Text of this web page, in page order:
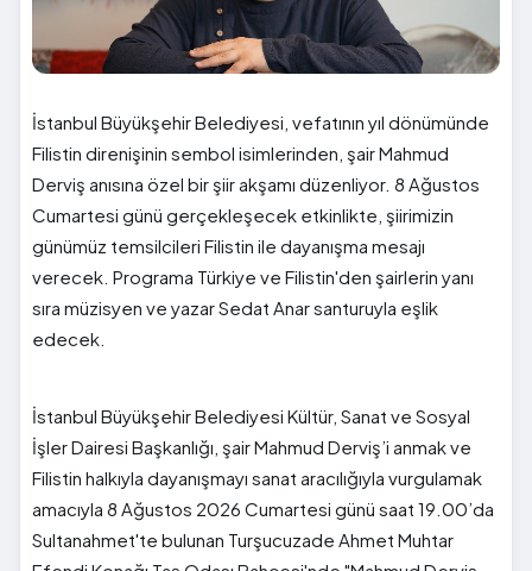
İstanbul Büyükşehir Belediyesi, vefatının yıl dönümünde
Filistin direnişinin sembol isimlerinden, şair Mahmud
Derviş anısına özel bir şiir akşamı düzenliyor. 8 Ağustos
Cumartesi günü gerçekleşecek etkinlikte, şiirimizin
günümüz temsilcileri Filistin ile dayanışma mesajı
verecek. Programa Türkiye ve Filistin'den şairlerin yanı
sıra müzisyen ve yazar Sedat Anar santuruyla eşlik
edecek.
İstanbul Büyükşehir Belediyesi Kültür, Sanat ve Sosyal
İşler Dairesi Başkanlığı, şair Mahmud Derviş’i anmak ve
Filistin halkıyla dayanışmayı sanat aracılığıyla vurgulamak
amacıyla 8 Ağustos 2026 Cumartesi günü saat 19.00’da
Sultanahmet'te bulunan Turşucuzade Ahmet Muhtar